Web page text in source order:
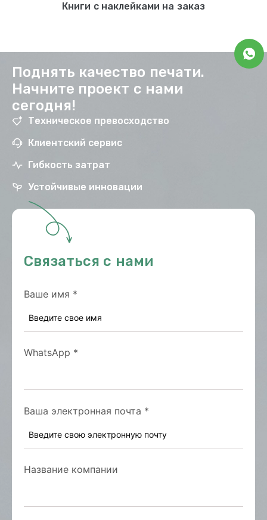
Книги с наклейками на заказ
Поднять качество печати.
Начните проект с нами
сегодня!
Техническое превосходство
Клиентский сервис
Гибкость затрат
Устойчивые инновации
Связаться с нами
Ваше имя *
WhatsApp *
Ваша электронная почта *
Название компании